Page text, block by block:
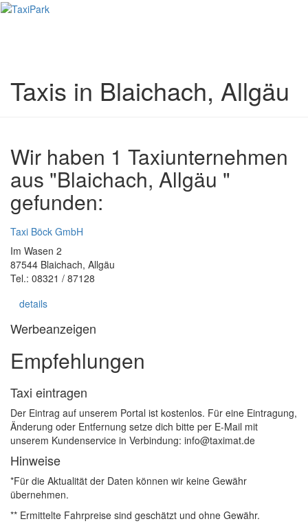
Taxis in Blaichach, Allgäu
Wir haben 1 Taxiunternehmen
aus "Blaichach, Allgäu "
gefunden:
Taxi Böck GmbH
Im Wasen 2
87544 Blaichach, Allgäu
Tel.: 08321 / 87128
details
Werbeanzeigen
Empfehlungen
Taxi eintragen
Der Eintrag auf unserem Portal ist kostenlos. Für eine Eintragung,
Änderung oder Entfernung setze dich bitte per E-Mail mit
unserem Kundenservice in Verbindung: info@taximat.de
Hinweise
*Für die Aktualität der Daten können wir keine Gewähr
übernehmen.
** Ermittelte Fahrpreise sind geschätzt und ohne Gewähr.